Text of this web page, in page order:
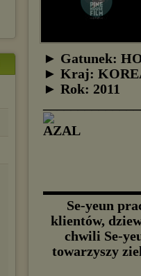
► Gatunek:
► Kraj:
► Rok: 2011
Se-yeun
klientów,
chwili Se-
towarzyszy